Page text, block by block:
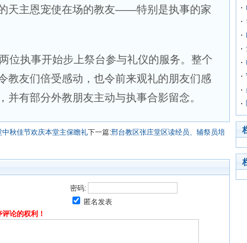
天主恩宠使在场的教友——特别是执事的家
位执事开始步上祭台参与礼仪的服务。整个
教友们倍受感动，也令前来观礼的朋友们感
并有部分外教朋友主动与执事合影留念。
秋佳节欢庆本堂主保瞻礼下一篇:邢台教区张庄堂区读经员、辅祭员培
密码:
匿名发表
论的权利！